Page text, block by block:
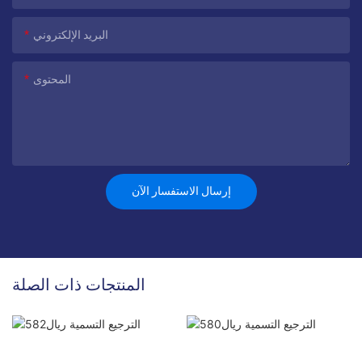
البريد الإلكتروني
المحتوى
إرسال الاستفسار الآن
المنتجات ذات الصلة